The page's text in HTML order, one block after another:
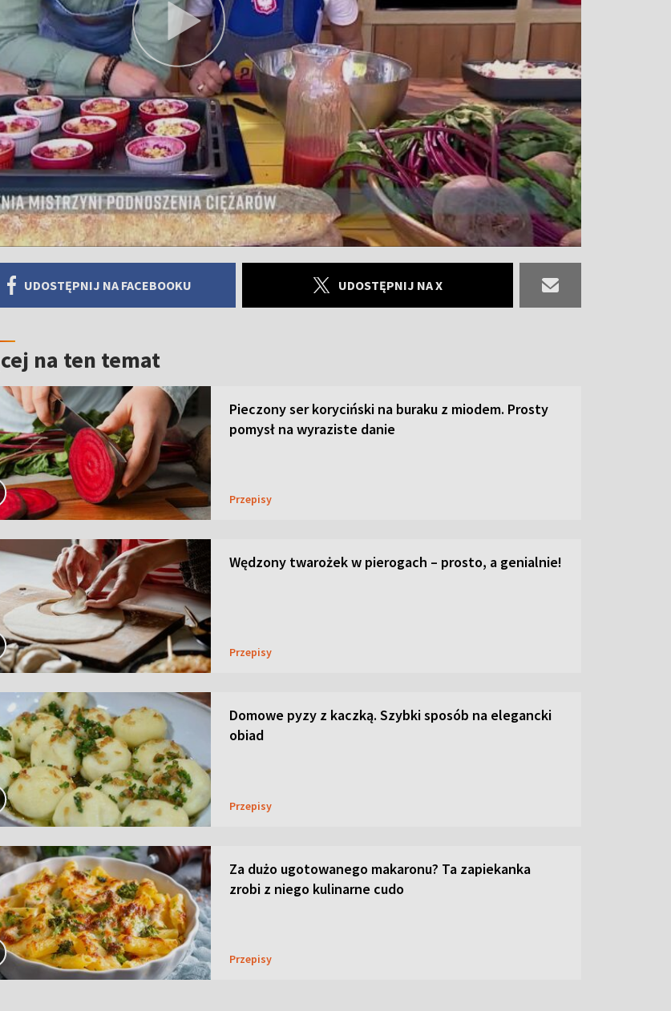
UDOSTĘPNIJ NA FACEBOOKU UDOSTĘPNIJ NA X
na ten temat
Pieczony ser koryciński na buraku z miodem. Prosty
pomysł na wyraziste danie
Przepisy
Wędzony twarożek w pierogach – prosto, a genialnie!
Przepisy
Domowe pyzy z kaczką. Szybki sposób na elegancki
obiad
Przepisy
Za dużo ugotowanego makaronu? Ta zapiekanka
zrobi z niego kulinarne cudo
Przepisy